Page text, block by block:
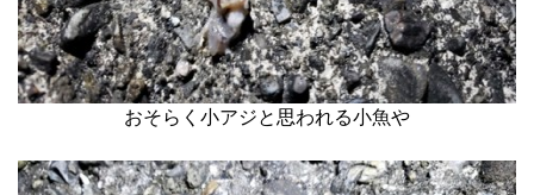
おそらく小アジと思われる小魚や